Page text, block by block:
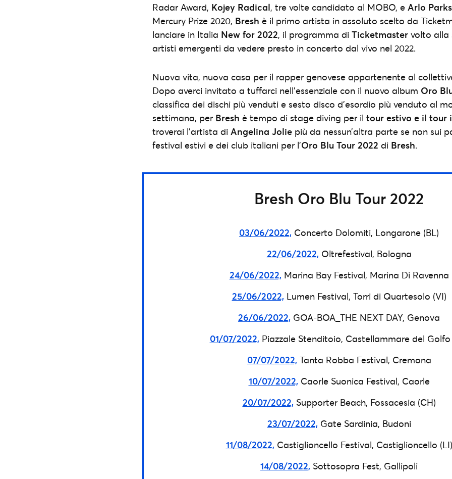
Radar Award, Kojey Radical, tre volte candidato al MOBO, e Arlo Parks
Mercury Prize 2020, Bresh è il primo artista in assoluto scelto da
lanciare in Italia New for 2022, il programma di Ticketmaster volto alla
artisti emergenti da vedere presto in concerto dal vivo nel 2022.
Nuova vita, nuova casa per il rapper genovese appartenente al
Dopo averci invitato a tuffarci nell’essenziale con il nuovo album Oro
classifica dei dischi più venduti e sesto disco d’esordio più venduto al
settimana, per Bresh è tempo di stage diving per il tour estivo e il tour
troverai l’artista di Angelina Jolie più da nessun’altra parte se non sui
festival estivi e dei club italiani per l’Oro Blu Tour 2022 di Bresh.
Bresh Oro Blu Tour 2022
03/06/2022, Concerto Dolomiti, Longarone (BL)
22/06/2022, Oltrefestival, Bologna
24/06/2022, Marina Bay Festival, Marina Di Ravenna
25/06/2022, Lumen Festival, Torri di Quartesolo (VI)
26/06/2022, GOA-BOA_THE NEXT DAY, Genova
01/07/2022, Piazzale Stenditoio, Castellammare del Golfo
07/07/2022, Tanta Robba Festival, Cremona
10/07/2022, Caorle Suonica Festival, Caorle
20/07/2022, Supporter Beach, Fossacesia (CH)
23/07/2022, Gate Sardinia, Budoni
11/08/2022, Castiglioncello Festival, Castiglioncello (LI)
14/08/2022, Sottosopra Fest, Gallipoli